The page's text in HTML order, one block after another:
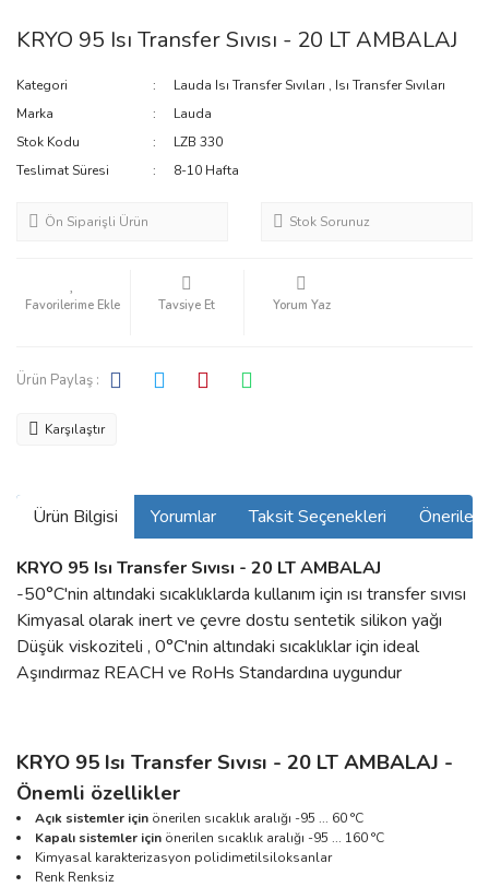
KRYO 95 Isı Transfer Sıvısı - 20 LT AMBALAJ
Kategori Lauda Isı Transfer Sıvıları, Isı Transfer Sıvıları
Marka
Lauda
Stok Kodu
LZB 330
Teslimat Süresi
8-10 Hafta
Ön Siparişli Ürün Stok Sorunuz
Tavsiye Et Yorum Yaz
Ürün Paylaş :
Karşılaştır
Ürün Bilgisi Yorumlar Taksit Seçenekleri
KRYO 95 Isı Transfer Sıvısı - 20 LT AMBALAJ
-50°C'nin altındaki sıcaklıklarda kullanım için ısı transfer sıvısı
Kimyasal olarak inert ve çevre dostu sentetik silikon yağı
Düşük viskoziteli , 0°C'nin altındaki sıcaklıklar için ideal
Aşındırmaz REACH ve RoHs Standardına uygundur
KRYO 95 Isı Transfer Sıvısı - 20 LT AMBALAJ -
Önemli özellikler
Açık sistemler için önerilen sıcaklık aralığı -95 ... 60 °C
Kapalı sistemler için önerilen sıcaklık aralığı -95 ... 160 °C
Kimyasal karakterizasyon polidimetilsiloksanlar
Renk Renksiz